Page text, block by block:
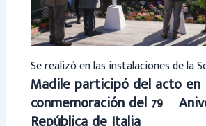
Se realizó en las instalaciones de la
Madile participó del acto en
conmemoración del 79º